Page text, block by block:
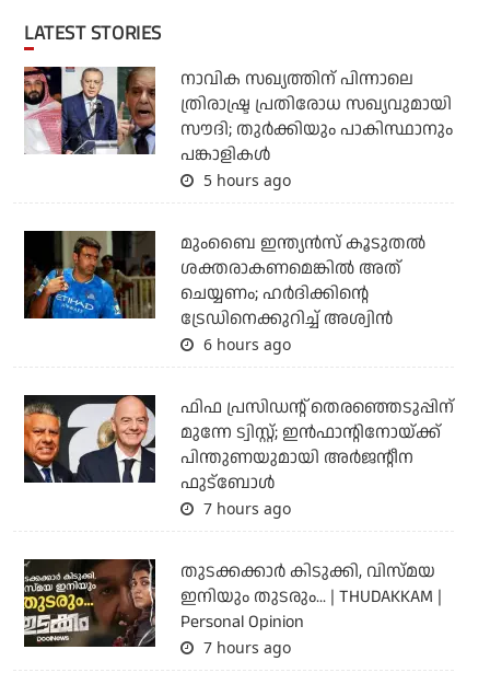
LATEST STORIES
നാവിക സഖ്യത്തിന് പിന്നാലെ
ത്രിരാഷ്ട്ര പ്രതിരോധ സഖ്യവുമായി
സൗദി; തുര്‍ക്കിയും പാകിസ്ഥാനും
പങ്കാളികള്‍
5 hours ago
മുംബൈ ഇന്ത്യന്‍സ് കൂടുതല്‍
ശക്തരാകണമെങ്കില്‍ അത്
ചെയ്യണം; ഹര്‍ദിക്കിന്റെ
ട്രേഡിനെക്കുറിച്ച് അശ്വിന്‍
6 hours ago
ഫിഫ പ്രസിഡന്റ് തെരഞ്ഞെടുപ്പിന്
മുന്നേ ട്വിസ്റ്റ്; ഇന്‍ഫാന്റിനോയ്ക്ക്
പിന്തുണയുമായി അര്‍ജന്റീന
ഫുട്‌ബോള്‍
7 hours ago
തുടക്കക്കാര്‍ കിടുക്കി, വിസ്മയ
ഇനിയും തുടരും... | THUDAKKAM |
Personal Opinion
7 hours ago